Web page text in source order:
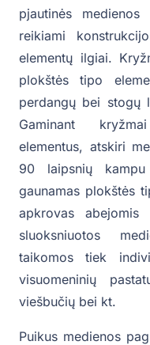
pjautinės
reikiami
elementų ilgiai.
plokštės tipo
perdangų bei stogų
Gaminant
elementus, atskiri
90 laipsnių
gaunamas plokštės
apkrovas abejomis
sluoksniuotos
taikomos tiek
visuomeninių
viešbučių bei kt.
Puikus medienos